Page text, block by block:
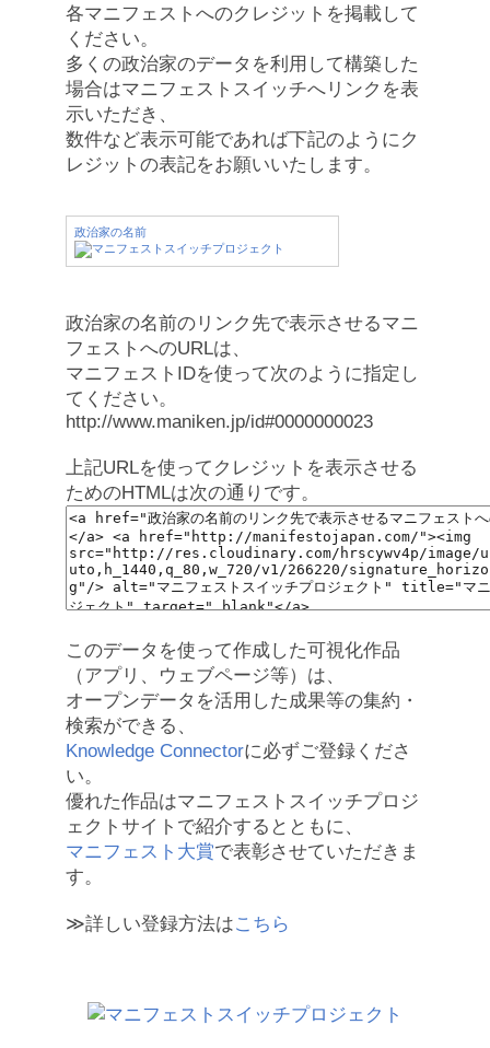
各マニフェストへのクレジットを掲載して
ください。
多くの政治家のデータを利用して構築した
場合はマニフェストスイッチへリンクを表
示いただき、
数件など表示可能であれば下記のようにク
レジットの表記をお願いいたします。
政治家の名前
政治家の名前のリンク先で表示させるマニ
フェストへのURLは、
マニフェストIDを使って次のように指定し
てください。
http://www.maniken.jp/id#0000000023
上記URLを使ってクレジットを表示させる
ためのHTMLは次の通りです。
このデータを使って作成した可視化作品
（アプリ、ウェブページ等）は、
オープンデータを活用した成果等の集約・
検索ができる、
Knowledge Connectorに必ずご登録くださ
い。
優れた作品はマニフェストスイッチプロジ
ェクトサイトで紹介するとともに、
マニフェスト大賞で表彰させていただきま
す。
≫詳しい登録方法はこちら